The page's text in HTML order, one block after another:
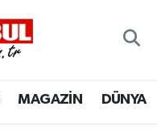
MAGAZİN DÜNYA